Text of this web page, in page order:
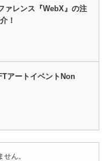
ァレンス『WebX』の注
！
アートイベントNon
ん。